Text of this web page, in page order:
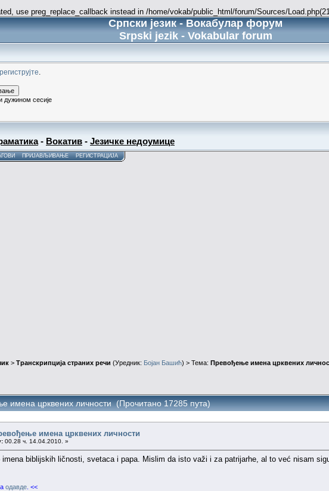
use preg_replace_callback instead in /home/vokab/public_html/forum/Sources/
Српски језик - Вокабулар форум
Srpski jezik - Vokabular forum
региструјте
дужином сесије
- Вокатив - Језичке недоумице
ПРИЈАВЉИВАЊЕ РЕГИСТРАЦИЈА
> Транскрипција страних речи (Уредник: Бојан Башић) > Тема: Превођење имена црквених
имена црквених личности (Прочитано 17285 пута)
имена црквених личности
00.28 ч. 14.04.2010. »
imena biblijskih ličnosti, svetaca i papa. Mislim da isto važi i za patrijarhe, al to već nisam
одавде . <<